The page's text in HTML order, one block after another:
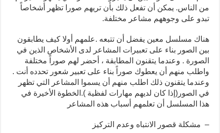
من الناس. يمكن أن تفعل ذلك بأن تريهم صورا تظهر أشخاصاً
تبدو على وجوههم مشاعر مختلفة.
هناك مسلسل معين يفضل أن تتبعه .علمهم أولا كيف يطابقون
بين الصور بناء على تعبيرات المشاعر لدى الأشخاص الذين في
الصورة . وعندما يتقنون المطابقة ، أحضر لهم صوراً مختلفة
واطلب منهم أن يعطوك صوراً بناء على تعبير شعور تحدده أنت .
وعندما يتقنون ذلك اطلب منهم أن يسموا المشاعر التي تظهر
في الصور(إذا كان لديهم مهارات لفظية ).الخطوة الأخيرة في
هذا المسلسل أن تعلمهم أسباب هذه المشاعر
– مشكلة قصور الانتباه وعدم التركيز